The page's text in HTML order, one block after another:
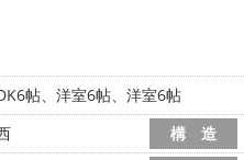
帖、洋室6帖、洋室6帖
構 造